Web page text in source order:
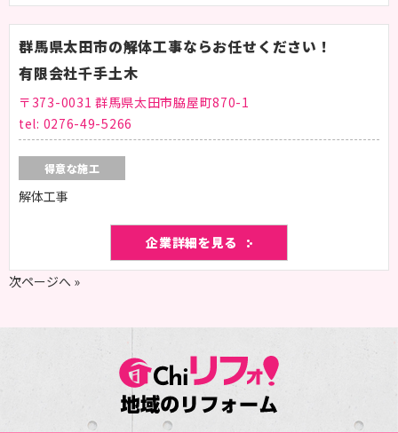
群馬県太田市の解体工事ならお任せください！
有限会社千手土木
〒373-0031 群馬県太田市脇屋町870-1
tel: 0276-49-5266
得意な施工
解体工事
企業詳細を見る
次ページへ »